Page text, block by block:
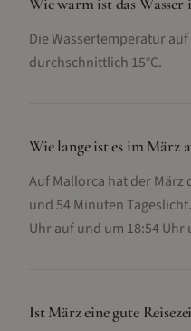
Die Wassertemperatur
durchschnittlich 15°C.
Wie lange ist es im März
Auf Mallorca hat der
und 54 Minuten
Uhr auf und um 18:54 Uhr
Ist März eine gute